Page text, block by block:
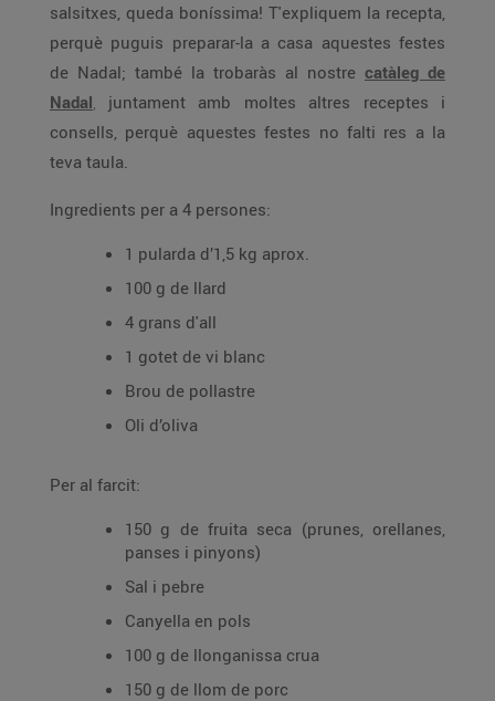
salsitxes, queda boníssima! T'expliquem la recepta,
perquè puguis preparar-la a casa aquestes festes
de Nadal; també la trobaràs al nostre catàleg de
Nadal, juntament amb moltes altres receptes i
consells, perquè aquestes festes no falti res a la
teva taula.
Ingredients per a 4 persones:
1 pularda d’1,5 kg aprox.
100 g de llard
4 grans d'all
1 gotet de vi blanc
Brou de pollastre
Oli d’oliva
Per al farcit:
150 g de fruita seca (prunes, orellanes,
panses i pinyons)
Sal i pebre
Canyella en pols
100 g de llonganissa crua
150 g de llom de porc